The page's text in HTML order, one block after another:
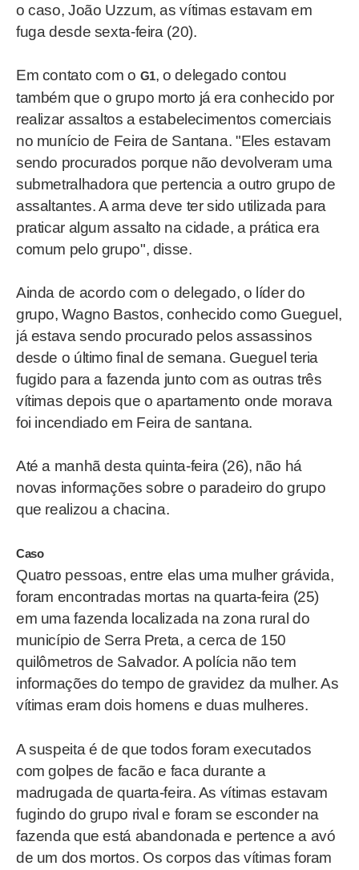
o caso, João Uzzum, as vítimas estavam em
fuga desde sexta-feira (20).
Em contato com o G1, o delegado contou
também que o grupo morto já era conhecido por
realizar assaltos a estabelecimentos comerciais
no munício de Feira de Santana. "Eles estavam
sendo procurados porque não devolveram uma
submetralhadora que pertencia a outro grupo de
assaltantes. A arma deve ter sido utilizada para
praticar algum assalto na cidade, a prática era
comum pelo grupo", disse.
Ainda de acordo com o delegado, o líder do
grupo, Wagno Bastos, conhecido como Gueguel,
já estava sendo procurado pelos assassinos
desde o último final de semana. Gueguel teria
fugido para a fazenda junto com as outras três
vítimas depois que o apartamento onde morava
foi incendiado em Feira de santana.
Até a manhã desta quinta-feira (26), não há
novas informações sobre o paradeiro do grupo
que realizou a chacina.
Caso
Quatro pessoas, entre elas uma mulher grávida,
foram encontradas mortas na quarta-feira (25)
em uma fazenda localizada na zona rural do
município de Serra Preta, a cerca de 150
quilômetros de Salvador. A polícia não tem
informações do tempo de gravidez da mulher. As
vítimas eram dois homens e duas mulheres.
A suspeita é de que todos foram executados
com golpes de facão e faca durante a
madrugada de quarta-feira. As vítimas estavam
fugindo do grupo rival e foram se esconder na
fazenda que está abandonada e pertence a avó
de um dos mortos. Os corpos das vítimas foram